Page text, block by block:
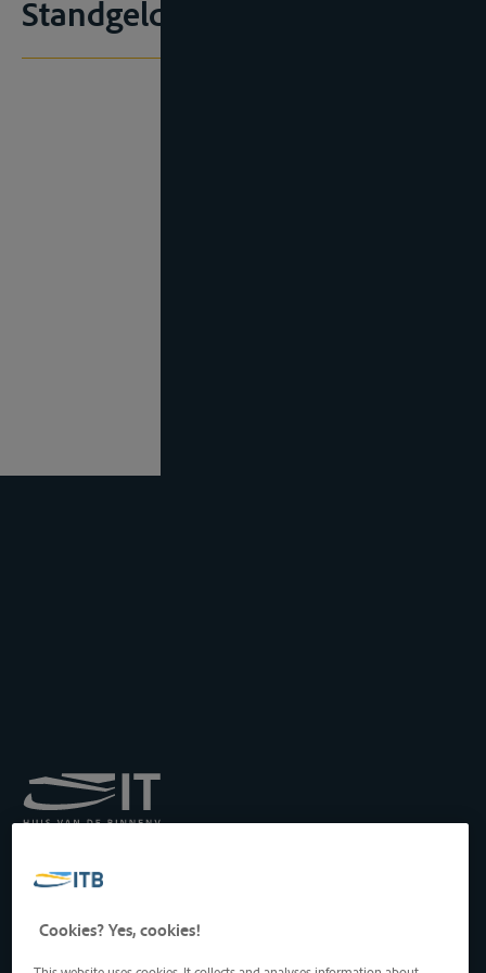
Standgelder weiter?
Transport auf der
Drukpersstraat 19
1000 Brüssel, Belgien
Tel: +32 2 217 09 67
Cookies? Yes, cookies!